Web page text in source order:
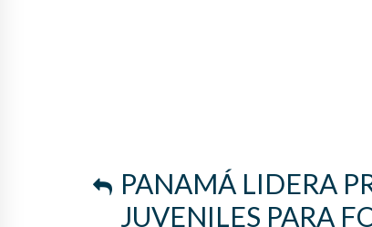
PANAMÁ LIDERA
JUVENILES PARA